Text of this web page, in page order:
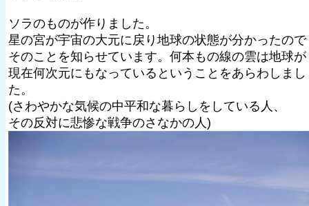
ソラのものが作りました。
星の宮が宇宙の大元に戻り地球の状態が分かったので
そのことを知らせています。何本もの線の雲は地球が
現在何次元にもなっているということをあらわしまし
た。
(さわやかな気候の中平和な暮らしをしている人、
その反対に悲惨な戦争のさなかの人)